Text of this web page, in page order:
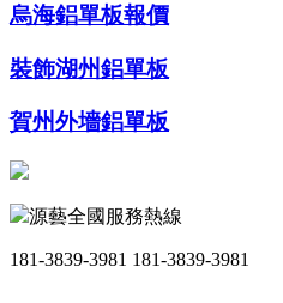
烏海鋁單板報價
裝飾湖州鋁單板
賀州外墻鋁單板
源藝全國服務熱線
181-3839-3981 181-3839-3981